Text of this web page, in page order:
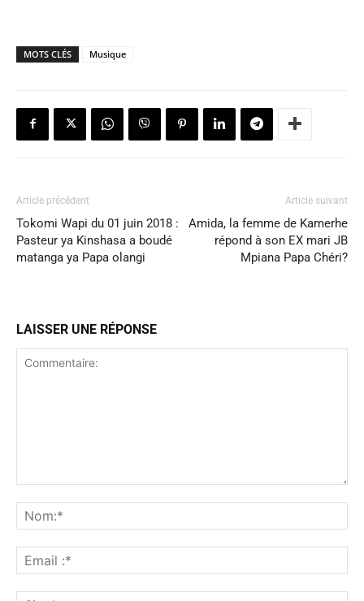
MOTS CLÉS Musique
Article précédent
Tokomi Wapi du 01 juin 2018 :
Pasteur ya Kinshasa a boudé
matanga ya Papa olangi
Article suivant
Amida, la femme de Kamerhe
répond à son EX mari JB
Mpiana Papa Chéri?
LAISSER UNE RÉPONSE